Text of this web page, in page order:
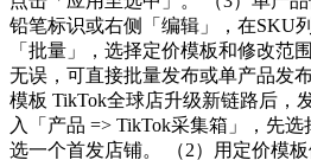
铅笔标识或右侧「编辑」，在SKU
「批量」，选择定价模板和修改范
无误，可直接批量发布或单产品发
模板 TikTok全球店升级新链路后，
入「产品 => TikTok采集箱」，先
选一个首发店铺。 （2）用定价模